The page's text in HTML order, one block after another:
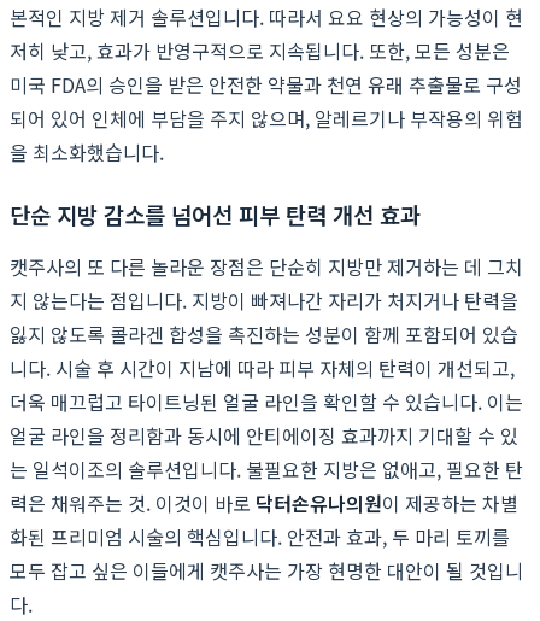
본적인 지방 제거 솔루션입니다. 따라서 요요 현상의 가능성이 현
저히 낮고, 효과가 반영구적으로 지속됩니다. 또한, 모든 성분은
미국 FDA의 승인을 받은 안전한 약물과 천연 유래 추출물로 구성
되어 있어 인체에 부담을 주지 않으며, 알레르기나 부작용의 위험
을 최소화했습니다.
단순 지방 감소를 넘어선 피부 탄력 개선 효과
캣주사의 또 다른 놀라운 장점은 단순히 지방만 제거하는 데 그치
지 않는다는 점입니다. 지방이 빠져나간 자리가 처지거나 탄력을
잃지 않도록 콜라겐 합성을 촉진하는 성분이 함께 포함되어 있습
니다. 시술 후 시간이 지남에 따라 피부 자체의 탄력이 개선되고,
더욱 매끄럽고 타이트닝된 얼굴 라인을 확인할 수 있습니다. 이는
얼굴 라인을 정리함과 동시에 안티에이징 효과까지 기대할 수 있
는 일석이조의 솔루션입니다. 불필요한 지방은 없애고, 필요한 탄
력은 채워주는 것. 이것이 바로 닥터손유나의원이 제공하는 차별
화된 프리미엄 시술의 핵심입니다. 안전과 효과, 두 마리 토끼를
모두 잡고 싶은 이들에게 캣주사는 가장 현명한 대안이 될 것입니
다.